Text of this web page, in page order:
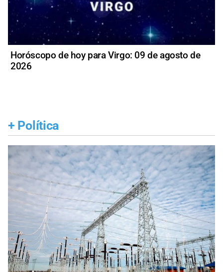
Horóscopo de hoy para Virgo: 09 de agosto de
2026
+ Política